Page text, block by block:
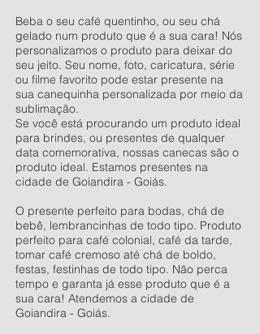
Beba o seu café quentinho, ou seu chá
gelado num produto que é a sua cara! Nós
personalizamos o produto para deixar do
seu jeito. Seu nome, foto, caricatura, série
ou filme favorito pode estar presente na
sua canequinha personalizada por meio da
sublimação.
Se você está procurando um produto ideal
para brindes, ou presentes de qualquer
data comemorativa, nossas canecas são o
produto ideal. Estamos presentes na
cidade de Goiandira - Goiás.
O presente perfeito para bodas, chá de
bebê, lembrancinhas de todo tipo. Produto
perfeito para café colonial, café da tarde,
tomar café cremoso até chá de boldo,
festas, festinhas de todo tipo. Não perca
tempo e garanta já esse produto que é a
sua cara! Atendemos a cidade de
Goiandira - Goiás.